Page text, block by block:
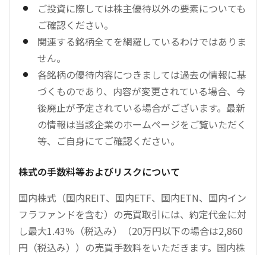
ご投資に際しては株主優待以外の要素についても
ご確認ください。
関連する銘柄全てを網羅しているわけではありま
せん。
各銘柄の優待内容につきましては過去の情報に基
づくものであり、内容が変更されている場合、今
後廃止が予定されている場合がございます。最新
の情報は当該企業のホームページをご覧いただく
等、ご自身にてご確認ください。
株式の手数料等およびリスクについて
国内株式（国内REIT、国内ETF、国内ETN、国内イン
フラファンドを含む）の売買取引には、約定代金に対
し最大1.43％（税込み）（20万円以下の場合は2,860
円（税込み））の売買手数料をいただきます。国内株